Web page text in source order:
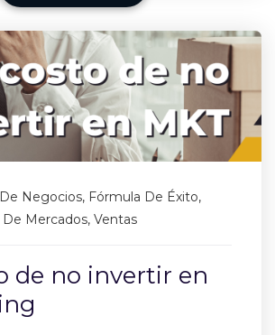
Negocios, Fórmula De Éxito,
Mercados, Ventas
de no invertir en